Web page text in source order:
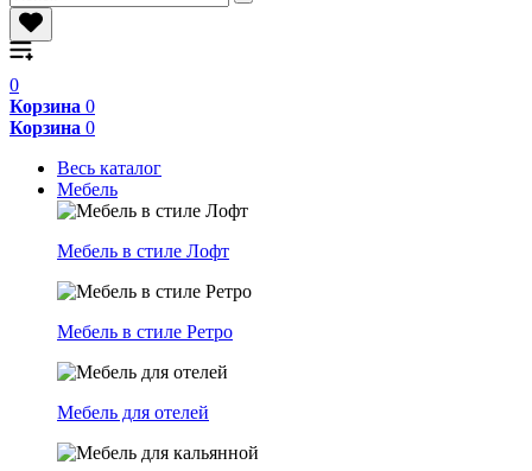
0
Корзина 0
Корзина 0
Весь каталог
Мебель
Мебель в стиле Лофт
Мебель в стиле Ретро
Мебель для отелей